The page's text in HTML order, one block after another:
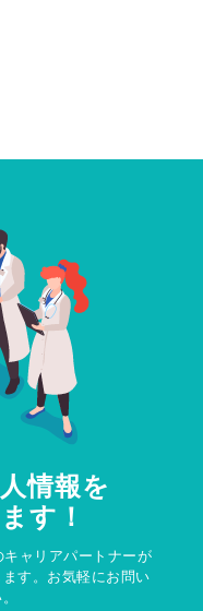
情報を
す！
ャリアパートナーが
す。お気軽にお問い